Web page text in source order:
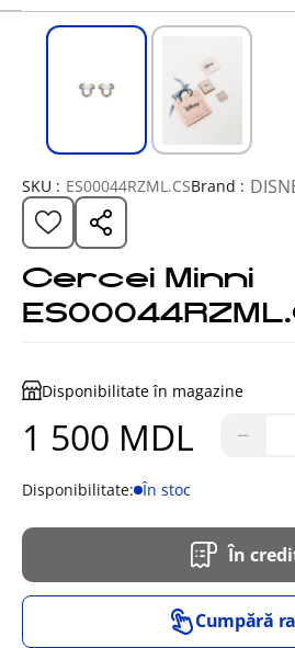
SKU : ES00044RZML.CSBrand :
Cercei Minni
Disponibilitate în magazine
1 500 MDL −
Disponibilitate: În stoc
În
Cumpără